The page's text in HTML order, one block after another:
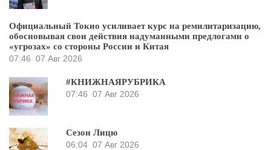
Официальный Токио усиливает курс на ремилитаризацию,
обосновывая свои действия надуманными предлогами о
«угрозах» со стороны России и Китая
07:46 07 Авг 2026
#КНИЖНАЯРУБРИКА
07:46 07 Авг 2026
Сезон Лицю
06:04 07 Авг 2026